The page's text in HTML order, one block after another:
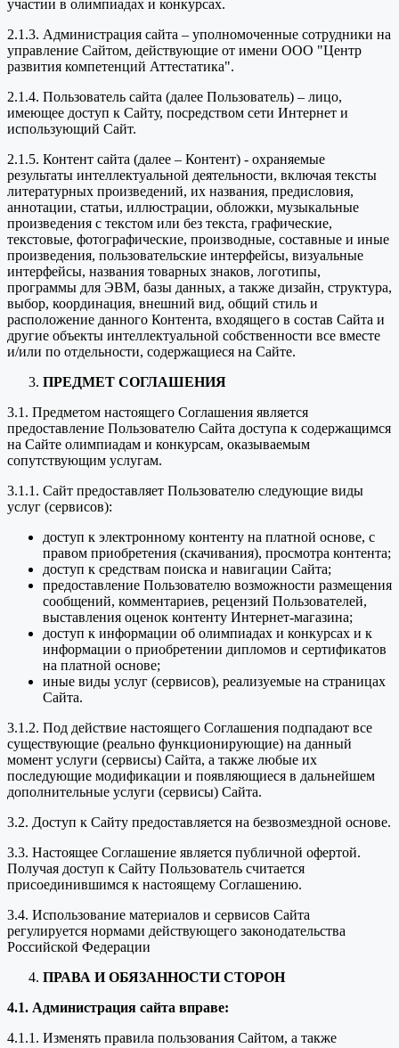
участии в олимпиадах и конкурсах.
2.1.3. Администрация сайта – уполномоченные сотрудники на
управление Сайтом, действующие от имени ООО "Центр
развития компетенций Аттестатика".
2.1.4. Пользователь сайта (далее Пользователь) – лицо,
имеющее доступ к Сайту, посредством сети Интернет и
использующий Сайт.
2.1.5. Контент сайта (далее – Контент) - охраняемые
результаты интеллектуальной деятельности, включая тексты
литературных произведений, их названия, предисловия,
аннотации, статьи, иллюстрации, обложки, музыкальные
произведения с текстом или без текста, графические,
текстовые, фотографические, производные, составные и иные
произведения, пользовательские интерфейсы, визуальные
интерфейсы, названия товарных знаков, логотипы,
программы для ЭВМ, базы данных, а также дизайн, структура,
выбор, координация, внешний вид, общий стиль и
расположение данного Контента, входящего в состав Сайта и
другие объекты интеллектуальной собственности все вместе
и/или по отдельности, содержащиеся на Сайте.
ПРЕДМЕТ СОГЛАШЕНИЯ
3.1. Предметом настоящего Соглашения является
предоставление Пользователю Сайта доступа к содержащимся
на Сайте олимпиадам и конкурсам, оказываемым
сопутствующим услугам.
3.1.1. Сайт предоставляет Пользователю следующие виды
услуг (сервисов):
доступ к электронному контенту на платной основе, с
правом приобретения (скачивания), просмотра контента;
доступ к средствам поиска и навигации Сайта;
предоставление Пользователю возможности размещения
сообщений, комментариев, рецензий Пользователей,
выставления оценок контенту Интернет-магазина;
доступ к информации об олимпиадах и конкурсах и к
информации о приобретении дипломов и сертификатов
на платной основе;
иные виды услуг (сервисов), реализуемые на страницах
Сайта.
3.1.2. Под действие настоящего Соглашения подпадают все
существующие (реально функционирующие) на данный
момент услуги (сервисы) Сайта, а также любые их
последующие модификации и появляющиеся в дальнейшем
дополнительные услуги (сервисы) Сайта.
3.2. Доступ к Сайту предоставляется на безвозмездной основе.
3.3. Настоящее Соглашение является публичной офертой.
Получая доступ к Сайту Пользователь считается
присоединившимся к настоящему Соглашению.
3.4. Использование материалов и сервисов Сайта
регулируется нормами действующего законодательства
Российской Федерации
ПРАВА И ОБЯЗАННОСТИ СТОРОН
4.1. Администрация сайта вправе:
4.1.1. Изменять правила пользования Сайтом, а также